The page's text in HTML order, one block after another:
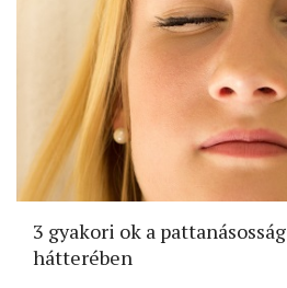
3 gyakori ok a pattanásosság
hátterében